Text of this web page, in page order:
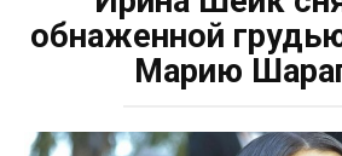
обнаженной
Марию